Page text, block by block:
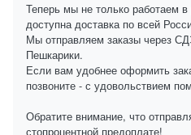
Теперь мы не только работаем
доступна доставка по всей
Мы отправляем заказы через
Пешкарики.
Если вам удобнее оформить
позвоните - с удовольствием
Обратите внимание, что
стопроцентной предоплате!